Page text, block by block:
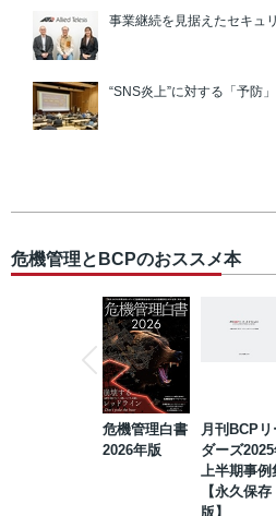
事業継続を見据えたセキュ
“SNS炎上”に対する「予防
危機管理とBCPのおススメ本
危機管理白書
2026年版
月刊BCPリ
ダーズ
上半期事例
【永久保存
版】